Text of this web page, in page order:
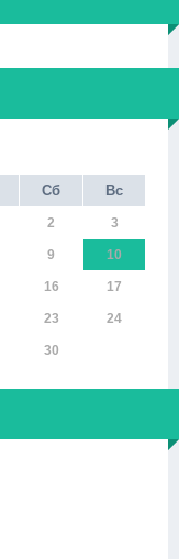
Сб Вс
2 3
9 10
16 17
23 24
30